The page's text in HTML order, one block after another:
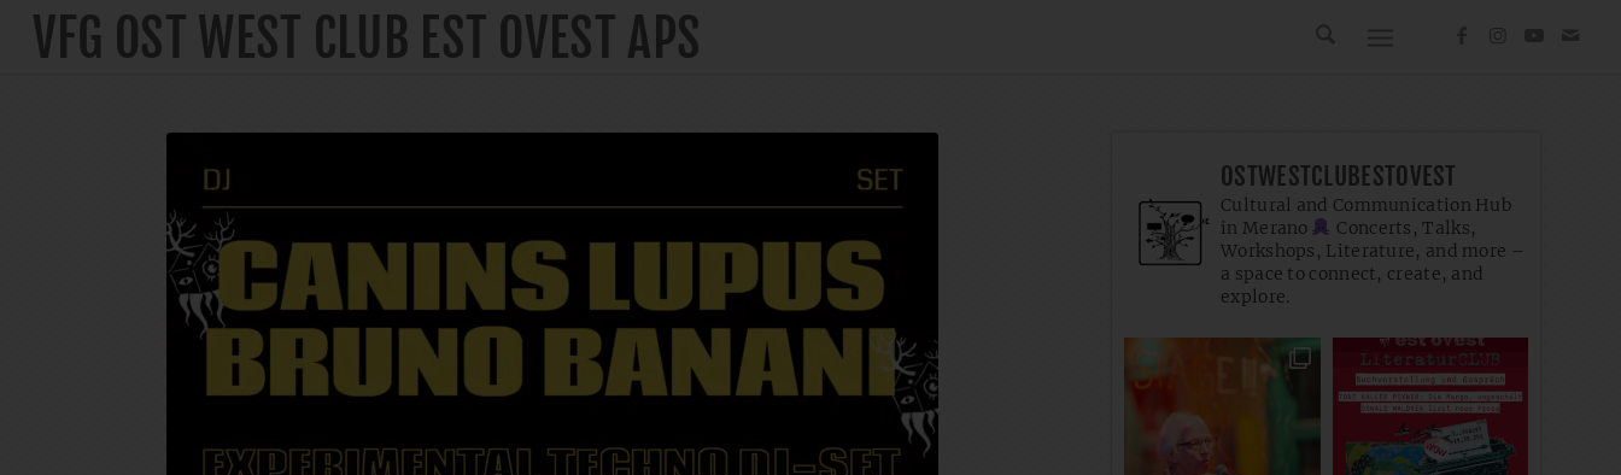
VFG OST WEST CLUB EST OVEST APS
OSTWESTCLUBESTOVEST
Cultural and Communication Hub
in Merano
Concerts, Talks,
Workshops, Literature, and more –
a space to connect, create, and
explore.